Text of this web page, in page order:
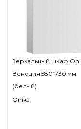
Зеркальный шкаф
Венеция 580*730 мм
(белый)
Onika